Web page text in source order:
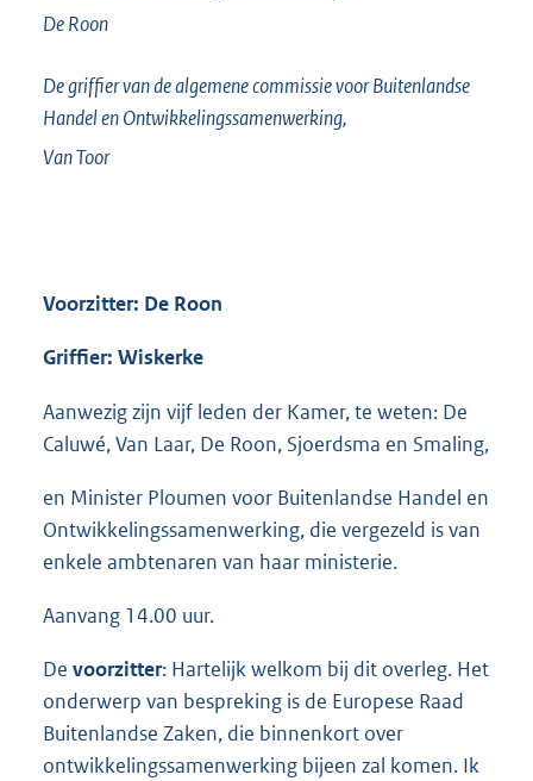
De Roon
De griffier van de algemene commissie voor Buitenlandse
Handel en Ontwikkelingssamenwerking,
Van Toor
Voorzitter: De Roon
Griffier: Wiskerke
Aanwezig zijn vijf leden der Kamer, te weten: De
Caluwé, Van Laar, De Roon, Sjoerdsma en Smaling,
en Minister Ploumen voor Buitenlandse Handel en
Ontwikkelingssamenwerking, die vergezeld is van
enkele ambtenaren van haar ministerie.
Aanvang 14.00 uur.
De voorzitter: Hartelijk welkom bij dit overleg. Het
onderwerp van bespreking is de Europese Raad
Buitenlandse Zaken, die binnenkort over
ontwikkelingssamenwerking bijeen zal komen. Ik